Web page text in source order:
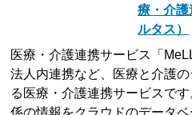
療・介
ルタス）
医療・介護連携サービス「
法人内連携など、医療と介護
る医療・介護連携サービスで